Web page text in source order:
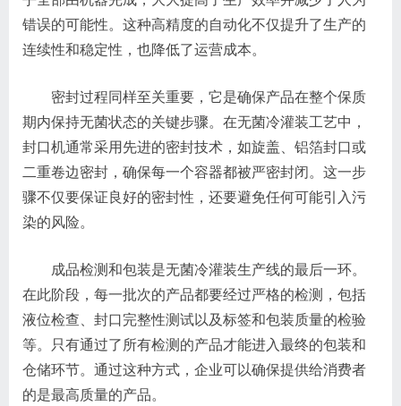
错误的可能性。这种高精度的自动化不仅提升了生产的
连续性和稳定性，也降低了运营成本。
密封过程同样至关重要，它是确保产品在整个保质
期内保持无菌状态的关键步骤。在无菌冷灌装工艺中，
封口机通常采用先进的密封技术，如旋盖、铝箔封口或
二重卷边密封，确保每一个容器都被严密封闭。这一步
骤不仅要保证良好的密封性，还要避免任何可能引入污
染的风险。
成品检测和包装是无菌冷灌装生产线的最后一环。
在此阶段，每一批次的产品都要经过严格的检测，包括
液位检查、封口完整性测试以及标签和包装质量的检验
等。只有通过了所有检测的产品才能进入最终的包装和
仓储环节。通过这种方式，企业可以确保提供给消费者
的是最高质量的产品。